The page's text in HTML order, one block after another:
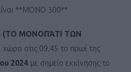
**ΜΟΝΟ 300**
(ΤΟ ΜΟΝΟΠΆΤΙ ΤΩΝ
χώρα στις 09.45 το πρωί της
2024 με σημείο εκκίνησης το